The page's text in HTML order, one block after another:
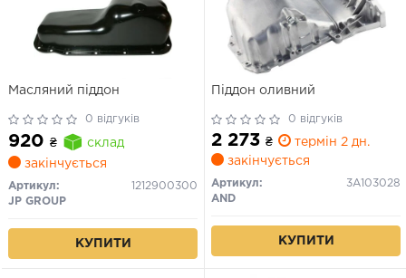
Масляний піддон
0 відгуків
920 ₴
склад
закінчується
Артикул:
1212900300
JP GROUP
КУПИТИ
Піддон оливний
0 відгуків
2 273 ₴
термін 2 дн.
закінчується
Артикул:
3A103028
AND
КУПИТИ